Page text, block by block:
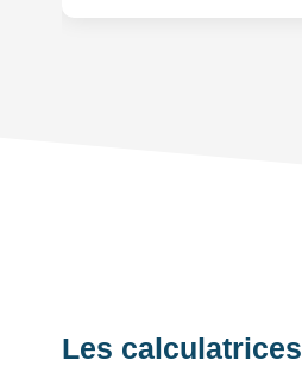
Les calculatrices